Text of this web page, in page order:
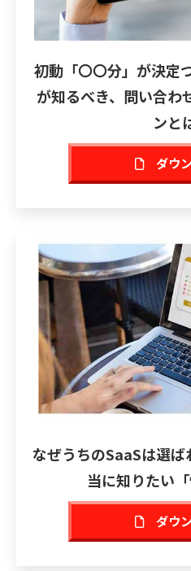
初動「〇〇分」が決定
が知るべき、問い合わ
ンと
ダウ
なぜうちのSaaSは選
当に知りたい
ダウ